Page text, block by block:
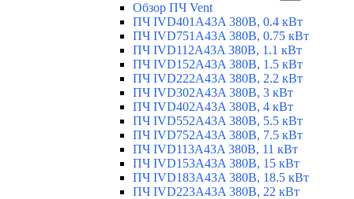
Обзор ПЧ Vent
ПЧ IVD401A43A 380В, 0.4 кВт
ПЧ IVD751A43A 380В, 0.75 кВт
ПЧ IVD112A43A 380В, 1.1 кВт
ПЧ IVD152A43A 380В, 1.5 кВт
ПЧ IVD222A43A 380В, 2.2 кВт
ПЧ IVD302A43A 380В, 3 кВт
ПЧ IVD402A43A 380В, 4 кВт
ПЧ IVD552A43A 380В, 5.5 кВт
ПЧ IVD752A43A 380В, 7.5 кВт
ПЧ IVD113A43A 380В, 11 кВт
ПЧ IVD153A43A 380В, 15 кВт
ПЧ IVD183A43A 380В, 18.5 кВт
ПЧ IVD223A43A 380В, 22 кВт